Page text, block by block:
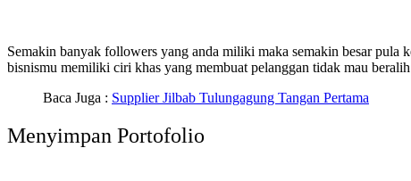
Semakin banyak followers yang anda miliki maka semakin besar pula
bisnismu memiliki ciri khas yang membuat pelanggan tidak mau
Baca Juga : Supplier Jilbab Tulungagung Tangan Pertama
Menyimpan Portofolio